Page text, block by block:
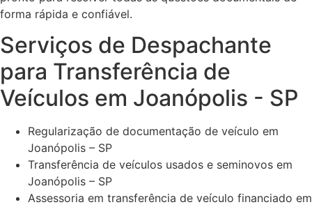
forma rápida e confiável.
Serviços de Despachante
para Transferência de
Veículos em Joanópolis - SP
Regularização de documentação de veículo em
Joanópolis – SP
Transferência de veículos usados e seminovos em
Joanópolis – SP
Assessoria em transferência de veículo financiado em